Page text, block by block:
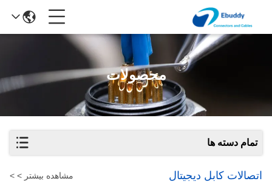
محصولات
تمام دسته ها
اتصالات کابل دیجیتال مشاهده بیشتر > >